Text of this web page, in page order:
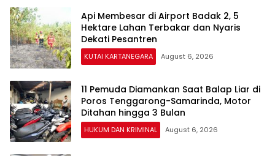
Api Membesar di Airport Badak 2, 5
Hektare Lahan Terbakar dan Nyaris
Dekati Pesantren
KUTAI KARTANEGARA August 6, 2026
11 Pemuda Diamankan Saat Balap Liar di
Poros Tenggarong-Samarinda, Motor
Ditahan hingga 3 Bulan
HUKUM DAN KRIMINAL August 6, 2026